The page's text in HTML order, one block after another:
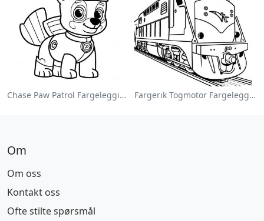
Chase Paw Patrol Fargeleggingsside Fargerik Togmotor Fargeleggingsside
Om
Om oss
Kontakt oss
Ofte stilte spørsmål